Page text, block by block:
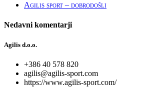
Agilis sport – dobrodošli
Nedavni komentarji
Agilis d.o.o.
+386 40 578 820
agilis@agilis-sport.com
https://www.agilis-sport.com/